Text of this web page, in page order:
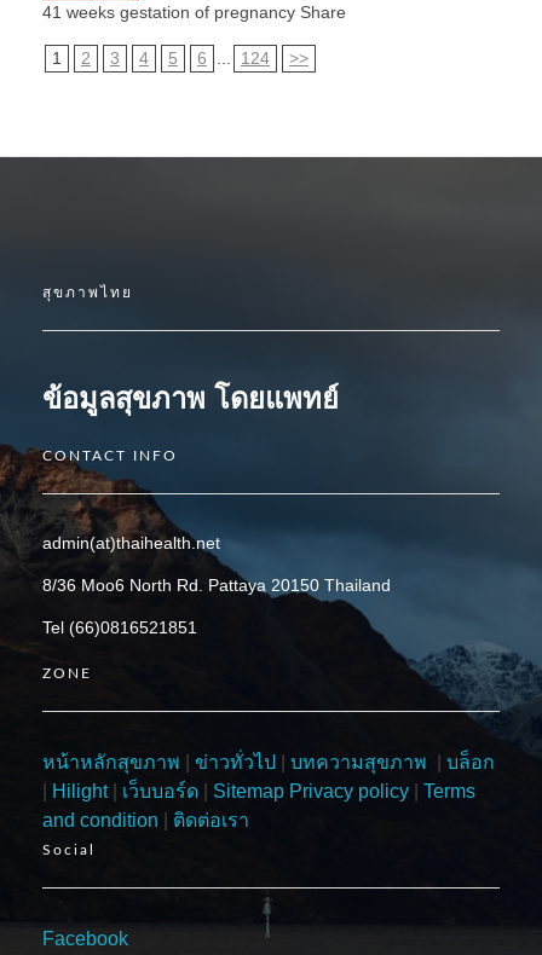
41 weeks gestation of pregnancy Share
1 2 3 4 5 6 124 >>
สุขภาพไทย
ข้อมูลสุขภาพ โดยแพทย์
CONTACT INFO
admin(at)thaihealth.net
8/36 Moo6 North Rd. Pattaya 20150 Thailand
Tel (66)0816521851
ZONE
หน้าหลักสุขภาพ ข่าวทั่วไป บทความสุขภาพ
บล็อก
Hilight| เว็บบอร์ด Sitemap Privacy policy
Terms
and condition
ติดต่อเรา
Social
Facebook